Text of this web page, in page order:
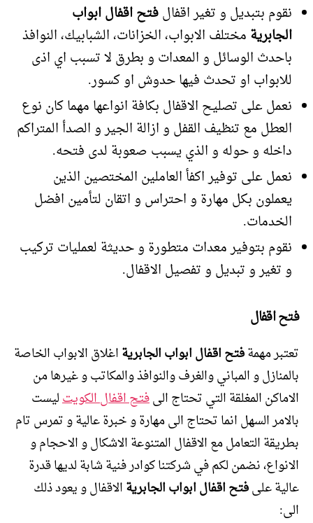
نقوم بتبديل و تغير اقفالفتح اقفال ابواب
الجابرية مختلف الابواب، الخزانات، الشبابيك، النوافذ
باحدث الوسائل و المعدات و بطرق لا تسبب اي اذى
للابواب او تحدث فيها حدوش او كسور.
نعمل على تصليح الاقفال بكافة انواعها مهما كان نوع
العطل مع تنظيف القفل و ازالة الجير و الصدأ المتراكم
داخله و حوله و الذي يسبب صعوبة لدى فتحه.
نعمل على توفير اكفأ العاملين المختصين الذين
يعملون بكل مهارة و احتراس و اتقان لتأمين افضل
الخدمات.
نقوم بتوفير معدات متطورة و حديثة لعمليات تركيب
و تغير و تبديل و تفصيل الاقفال.
فتح اقفال
تعتبر مهمةفتح اقفال ابواب الجابريةاغلاق الابواب الخاصة
بالمنازل و المباني والغرف والنوافذ والمكاتب و غيرها من
الاماكن المغلقة التي تحتاج الىفتح اقفال الكويتليست
بالامر السهل انما تحتاج الى مهارة و خبرة عالية و تمرس تام
بطريقة التعامل مع الاقفال المتنوعة الاشكال و الاحجام و
الانواع، نضمن لكم في شركتنا كوادر فنية شابة لديها قدرة
عالية علىفتح اقفال ابواب الجابريةالاقفال و يعود ذلك
الى: